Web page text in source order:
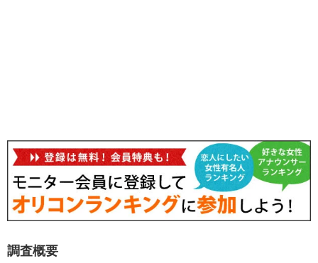
調査概要